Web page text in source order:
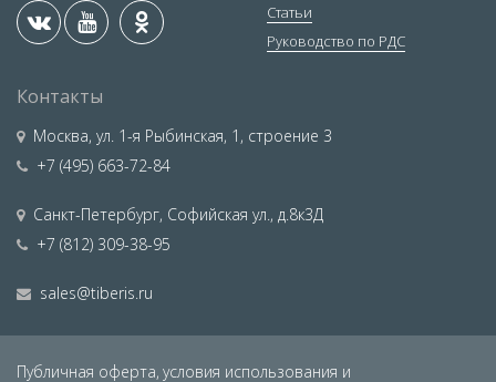
Статьи
Руководство по РДС
Контакты
Москва, ул. 1-я Рыбинская, 1, строение 3
+7 (495) 663-72-84
Санкт-Петербург, Софийская ул., д.8к3Д
+7 (812) 309-38-95
sales@tiberis.ru
Публичная оферта, условия использования и